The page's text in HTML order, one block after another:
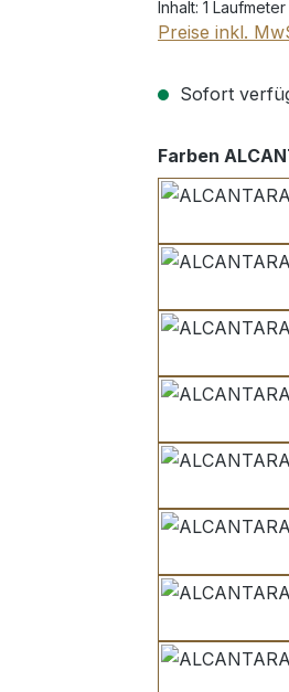
Inhalt: 1 Laufmeter
Preise inkl.
Sofort
Farben